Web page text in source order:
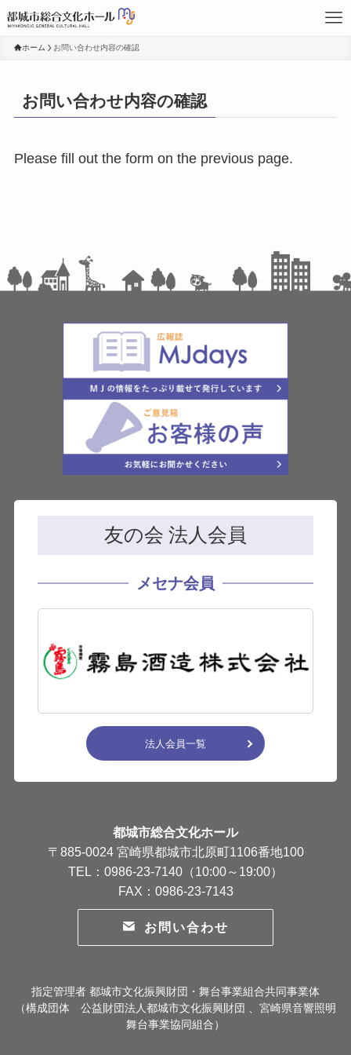
ホーム お問い合わせ内容の確認
お問い合わせ内容の確認
Please fill out the form on the previous page.
友の会 法人会員
メセナ会員
法人会員一覧
都城市総合文化ホール
〒885-0024 宮崎県都城市北原町1106番地100
TEL：0986-23-7140（10:00～19:00）
FAX：0986-23-7143
お問い合わせ
指定管理者 都城市文化振興財団・舞台事業組合共同事業体
（構成団体 公益財団法人都城市文化振興財団 、宮崎県音響照明
舞台事業協同組合）